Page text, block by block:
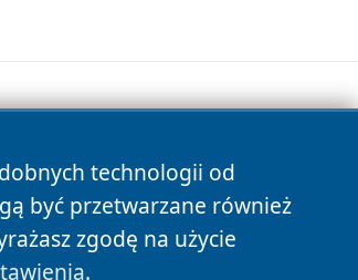
technologii od
być przetwarzane również
zgodę na użycie
.